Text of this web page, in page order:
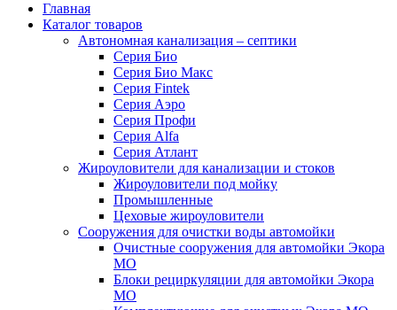
Главная
Каталог товаров
Автономная канализация – септики
Серия Био
Серия Био Макс
Серия Fintek
Серия Аэро
Серия Профи
Серия Alfa
Серия Атлант
Жироуловители для канализации и стоков
Жироуловители под мойку
Промышленные
Цеховые жироуловители
Сооружения для очистки воды автомойки
Очистные сооружения для автомойки Экора
МО
Блоки рециркуляции для автомойки Экора
МО